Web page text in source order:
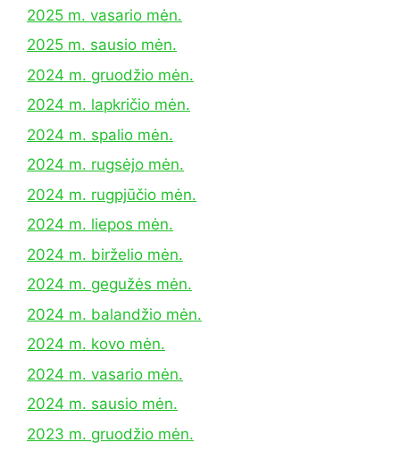
2025 m. vasario mėn.
2025 m. sausio mėn.
2024 m. gruodžio mėn.
2024 m. lapkričio mėn.
2024 m. spalio mėn.
2024 m. rugsėjo mėn.
2024 m. rugpjūčio mėn.
2024 m. liepos mėn.
2024 m. birželio mėn.
2024 m. gegužės mėn.
2024 m. balandžio mėn.
2024 m. kovo mėn.
2024 m. vasario mėn.
2024 m. sausio mėn.
2023 m. gruodžio mėn.